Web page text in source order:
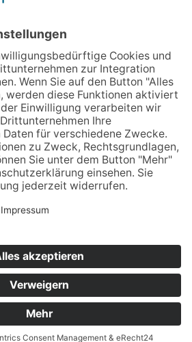
für Personal­
& Revision,
| Berater der Zeitarbeit –